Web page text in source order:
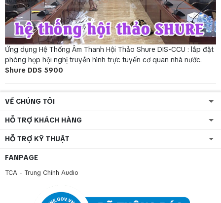
Ứng dụng Hệ Thống Âm Thanh Hội Thảo Shure DIS-CCU : lắp đặt
phòng họp hội nghị truyền hình trực tuyến cơ quan nhà nước.
Shure DDS 5900
VỀ CHÚNG TÔI
HỖ TRỢ KHÁCH HÀNG
HỖ TRỢ KỸ THUẬT
FANPAGE
TCA - Trung Chính Audio